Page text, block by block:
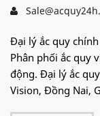
Đại lý ắc quy
Phân phối ắc quy
động. Đại lý ắc
Vision, Đồng Nai,